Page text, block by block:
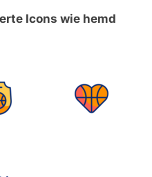
Icons wie hemd